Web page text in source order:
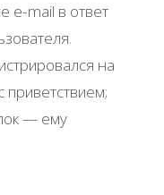
e-mail в ответ
на
— ему